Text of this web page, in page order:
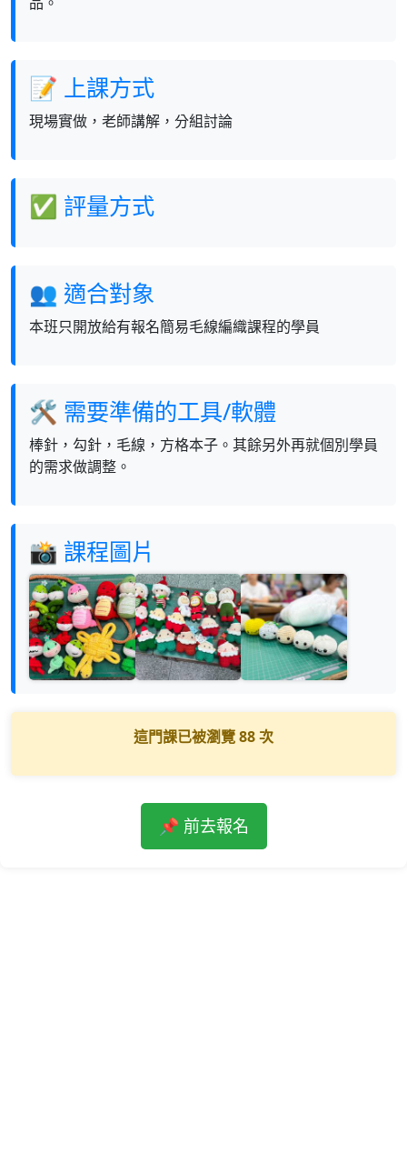
📝 上課方式
現場實做，老師講解，分組討論
✅ 評量方式
👥 適合對象
本班只開放給有報名簡易毛線編織課程的學員
🛠 需要準備的工具/軟體
棒針，勾針，毛線，方格本子。其餘另外再就個別學員
的需求做調整。
📸 課程圖片
這門課已被瀏覽88次
📌 前去報名